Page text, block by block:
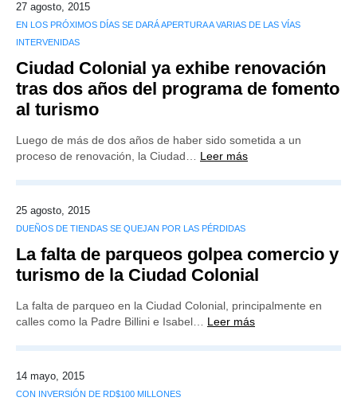
27 agosto, 2015
EN LOS PRÓXIMOS DÍAS SE DARÁ APERTURA A VARIAS DE LAS VÍAS
INTERVENIDAS
Ciudad Colonial ya exhibe renovación
tras dos años del programa de fomento
al turismo
Luego de más de dos años de haber sido sometida a un
proceso de renovación, la Ciudad… Leer más
25 agosto, 2015
DUEÑOS DE TIENDAS SE QUEJAN POR LAS PÉRDIDAS
La falta de parqueos golpea comercio y
turismo de la Ciudad Colonial
La falta de parqueo en la Ciudad Colonial, principalmente en
calles como la Padre Billini e Isabel… Leer más
14 mayo, 2015
CON INVERSIÓN DE RD$100 MILLONES